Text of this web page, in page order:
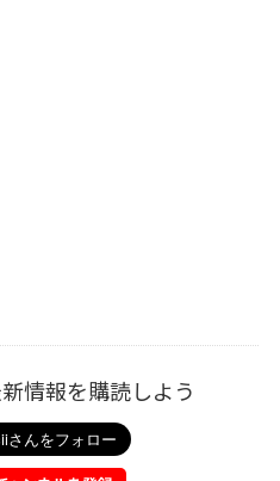
情報を購読しよう